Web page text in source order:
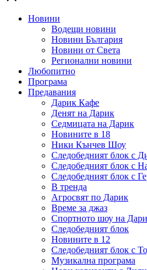
Новини
Водещи новини
Новини България
Новини от Света
Регионални новини
Любопитно
Програма
Предавания
Дарик Кафе
Денят на Дарик
Седмицата на Дарик
Новините в 18
Ники Кънчев Шоу
Следобедният блок с
Следобедният блок с
Следобедният блок с
В тренда
Агросвят по Дарик
Време за джаз
Спортното шоу на
Следобедният блок
Новините в 12
Следобедният блок с
Музикална програма